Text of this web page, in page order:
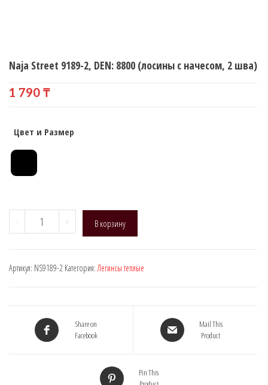
Naja Street 9189-2, DEN: 8800 (лосины с начесом, 2 шва)
1 790 ₸
Цвет и Размер
-
Количество
товара
9189-
(лосины
+ В корзину
Артикул: NS9189-2 Категория: Легинсы теплые
Share on
Facebook
Mail This
Product
Pin This